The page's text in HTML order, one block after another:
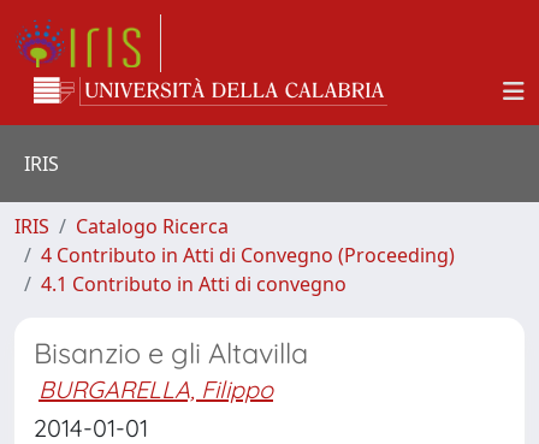
IRIS
IRIS
Catalogo Ricerca
4 Contributo in Atti di Convegno (Proceeding)
4.1 Contributo in Atti di convegno
Bisanzio e gli Altavilla
BURGARELLA, Filippo
2014-01-01